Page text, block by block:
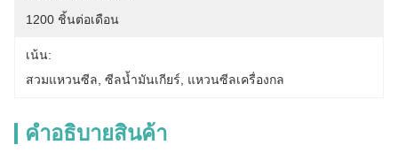
1200 ชิ้นต่อเดือน
เน้น:
สวมแหวนซีล ซีลน้ำมันเกียร์ แหวนซีลเครื่องกล
คําอธิบายสินค้า